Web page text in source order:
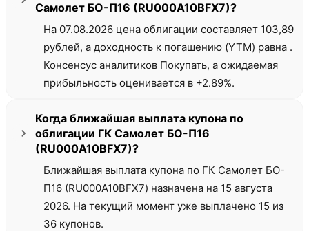
Самолет БО-П16 (RU000A10BFX7)?
На 07.08.2026 цена облигации составляет 103,89
рублей, а доходность к погашению (YTM) равна .
Консенсус аналитиков Покупать, а ожидаемая
прибыльность оценивается в +2.89%.
Когда ближайшая выплата купона по
облигации ГК Самолет БО-П16
(RU000A10BFX7)?
Ближайшая выплата купона по ГК Самолет БО-
П16 (RU000A10BFX7) назначена на 15 августа
2026. На текущий момент уже выплачено 15 из
36 купонов.